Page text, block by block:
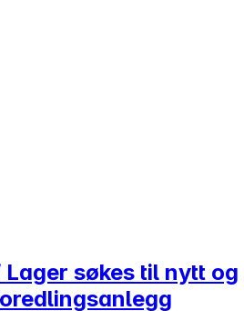
søkes til nytt og